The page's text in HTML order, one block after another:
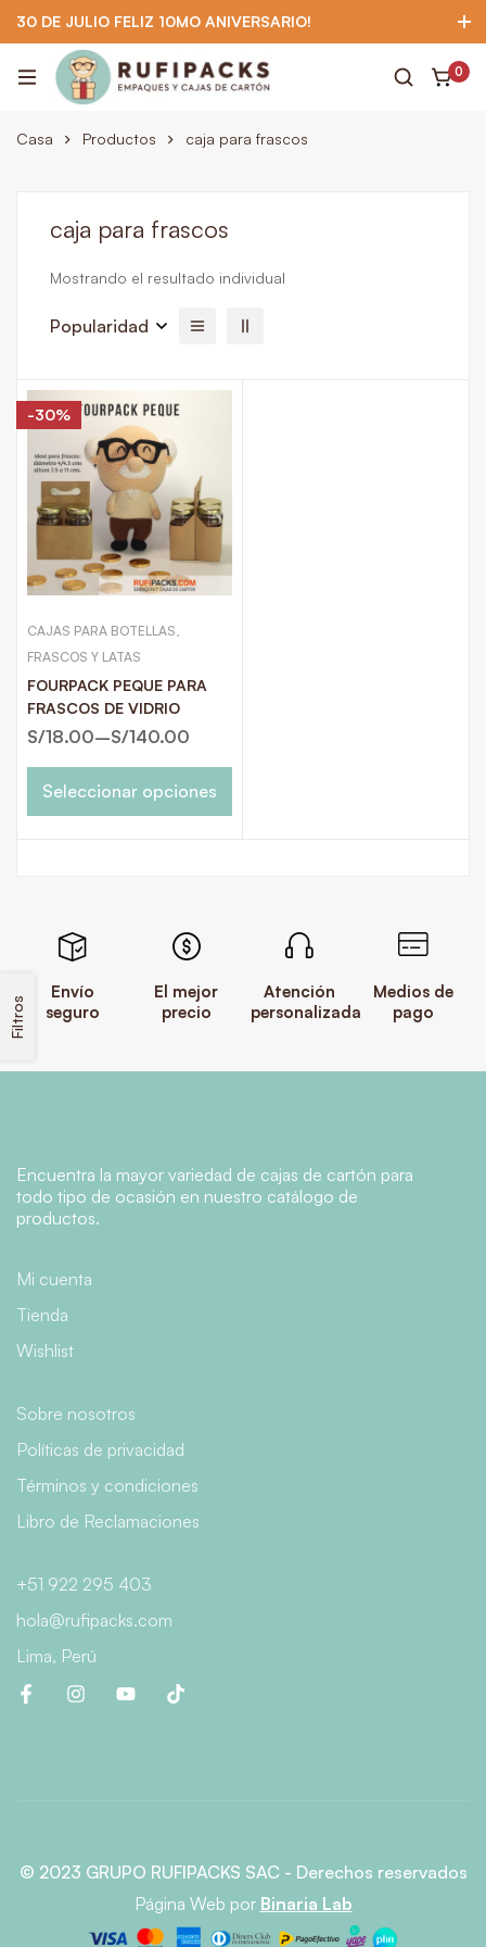
30 DE JULIO FELIZ 10MO ANIVERSARIO!
922 295 403
0
Casa Productos caja para frascos
Filtros
caja para frascos
Mostrando el resultado individual
Popularidad
-30%
CAJAS PARA BOTELLAS,
FRASCOS Y LATAS
FOURPACK PEQUE PARA
FRASCOS DE VIDRIO
S/18.00–S/140.00
Seleccionar opciones
Envío
seguro
El mejor
precio
Atención
personalizada
Medios de
pago
Encuentra la mayor variedad de cajas de cartón para
todo tipo de ocasión en nuestro catálogo de
productos.
Mi cuenta
Tienda
Wishlist
Sobre nosotros
Políticas de privacidad
Términos y condiciones
Libro de Reclamaciones
+51 922 295 403
hola@rufipacks.com
Lima, Perú
© 2023 GRUPO RUFIPACKS SAC - Derechos reservados
Página Web por Binaria Lab